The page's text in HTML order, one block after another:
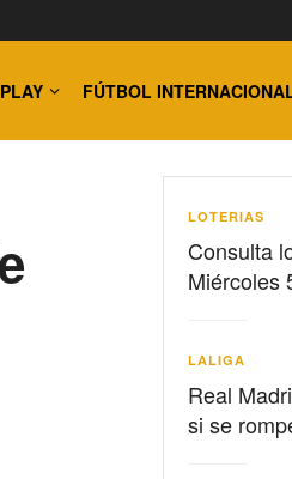
FÚTBOL
LOTERIAS
Consulta
Miércoles
LALIGA
Real
si se